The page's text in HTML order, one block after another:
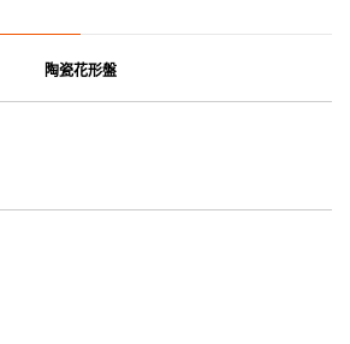
幾乎不黏，食物容易脫落，清洗方便。
陶瓷花形盤